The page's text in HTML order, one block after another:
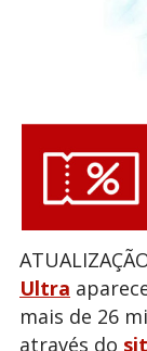
Ultra
mais de 26
através do